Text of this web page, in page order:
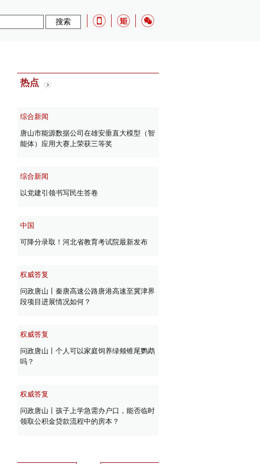
热点
综合新闻
唐山市能源数据公司在雄安垂直大模型（智
能体）应用大赛上荣获三等奖
综合新闻
以党建引领书写民生答卷
中国
可降分录取！河北省教育考试院最新发布
权威答复
问政唐山丨秦唐高速公路唐港高速至冀津界
段项目进展情况如何？
权威答复
问政唐山丨个人可以家庭饲养绿颊锥尾鹦鹉
吗？
权威答复
问政唐山丨孩子上学急需办户口，能否临时
领取公积金贷款流程中的房本？